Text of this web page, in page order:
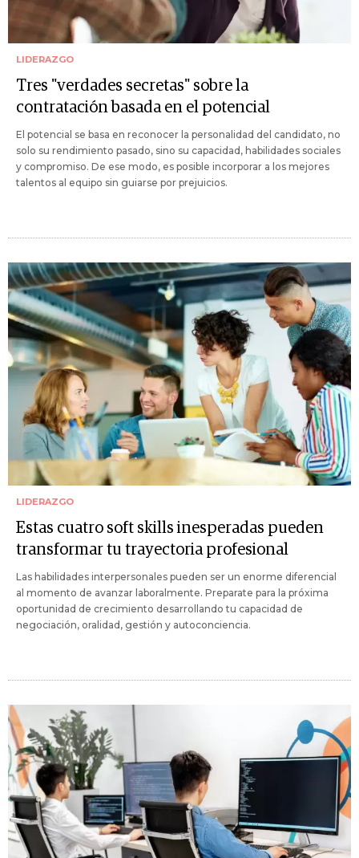
LIDERAZGO
Tres "verdades secretas" sobre la
contratación basada en el potencial
El potencial se basa en reconocer la personalidad del candidato, no
solo su rendimiento pasado, sino su capacidad, habilidades sociales
y compromiso. De ese modo, es posible incorporar a los mejores
talentos al equipo sin guiarse por prejuicios.
LIDERAZGO
Estas cuatro soft skills inesperadas pueden
transformar tu trayectoria profesional
Las habilidades interpersonales pueden ser un enorme diferencial
al momento de avanzar laboralmente. Preparate para la próxima
oportunidad de crecimiento desarrollando tu capacidad de
negociación, oralidad, gestión y autoconciencia.